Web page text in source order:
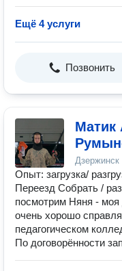
Ещё 4 услуги
Позвонить
Матик
Дзержинск
Опыт: загрузка/
Переезд Собрать /
посмотрим Няня -
очень хорошо
педагогическом
По договорённости